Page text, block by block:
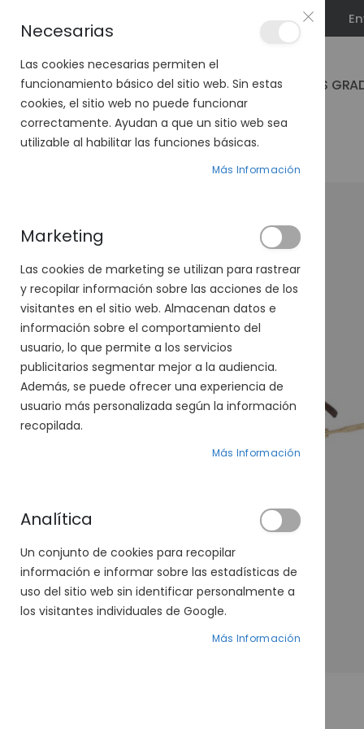
GAFAS
final
la
galería
de
imágenes
Necesarias
Las cookies necesarias permiten el
funcionamiento básico del sitio web. Sin estas
cookies, el sitio web no puede funcionar
correctamente. Ayudan a que un sitio web sea
utilizable al habilitar las funciones básicas.
Más Información
Marketing
Las cookies de marketing se utilizan para rastrear
y recopilar información sobre las acciones de los
visitantes en el sitio web. Almacenan datos e
información sobre el comportamiento del
usuario, lo que permite a los servicios
publicitarios segmentar mejor a la audiencia.
Además, se puede ofrecer una experiencia de
usuario más personalizada según la información
recopilada.
Más Información
Analítica
Un conjunto de cookies para recopilar
información e informar sobre las estadísticas de
uso del sitio web sin identificar personalmente a
los visitantes individuales de Google.
Más Información